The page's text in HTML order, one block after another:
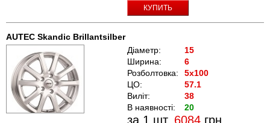
КУПИТЬ
AUTEC Skandic Brillantsilber
Діаметр:
15
Ширина:
6
Розболтовка:
5x100
ЦО:
57.1
Виліт:
38
В наявності:
20
за 1 шт. 6084 грн.